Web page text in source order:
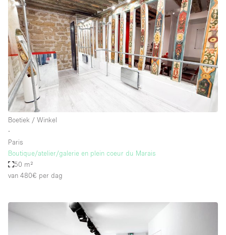
Boetiek / Winkel
∙
Paris
Boutique/atelier/galerie en plein coeur du Marais
50 m²
van 480€ per dag